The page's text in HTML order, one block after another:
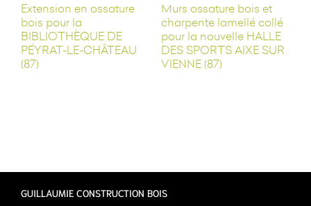
Extension en ossature
bois pour la
BIBLIOTHÈQUE DE
PÉYRAT-LE-CHÂTEAU
(87)
Murs ossature bois et
charpente lamellé collé
pour la nouvelle HALLE
DES SPORTS AIXE SUR
VIENNE (87)
GUILLAUMIE CONSTRUCTION BOIS